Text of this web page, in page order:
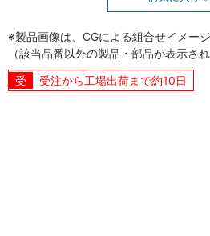
※製品画像は、CGによる組合せイメージ
（該当品番以外の製品・部品が表示さ
受注から工場出荷まで約10日